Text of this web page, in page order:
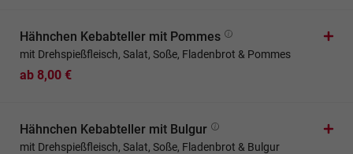
Hähnchen Kebabteller mit Pommes
mit Drehspießfleisch, Salat, Soße, Fladenbrot & Pommes
ab 8,00 €
Hähnchen Kebabteller mit Bulgur
mit Drehspießfleisch, Salat, Soße, Fladenbrot & Bulgur